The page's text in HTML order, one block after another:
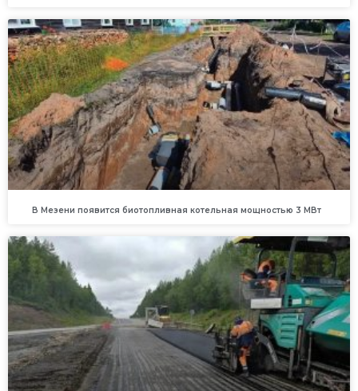
В Мезени появится биотопливная котельная мощностью 3 МВт